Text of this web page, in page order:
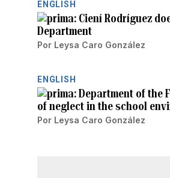
ENGLISH
Ciení Rodríguez
Department
Por Leysa Caro González
ENGLISH
Department of the
of neglect in the school
Por Leysa Caro González